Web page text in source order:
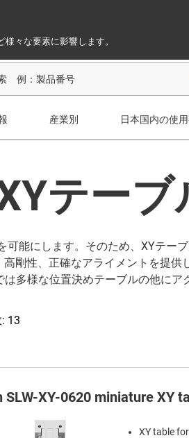
々な要素に影響します。
産業別 日本国内の使用
テーブ
能にします。そのため、XYテ
剛性、正確なアライメントを提
多様な位置決めテーブルの他にア
13
SLW-XY-0620 miniature XY
XY table